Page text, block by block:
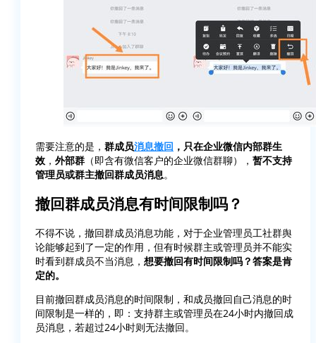
需要注意的是， 群成员消息撤回 ，只在企业微信内部群生
效 ， 外部群 （即含有微信客户的企业微信群聊）， 暂不支持
管理员或群主撤回群成员消息。
撤回群成员消息有时间限制吗？
不得不说，撤回群成员消息功能，对于企业管理员工社群舆
论能够起到了一定的作用，但有时候群主或管理员并不能实
时看到群成员不当消息， 想要撤回有时间限制吗？答案是肯
定的。
目前撤回群成员消息的时间限制，和成员撤回自己消息的时
间限制是一样的，即：支持群主或管理员在24小时内撤回成
员消息，若超过24小时则无法撤回。